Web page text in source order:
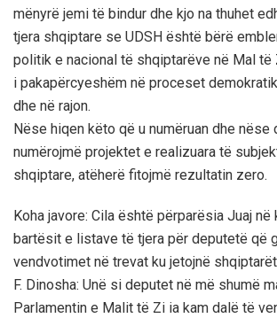
mënyrë jemi të bindur dhe kjo na thuhet
tjera shqiptare se UDSH është bërë
politik e nacional të shqiptarëve në Mal të
i pakapërcyeshëm në proceset
dhe në rajon.
Nëse hiqen këto që u numëruan dhe nëse
numërojmë projektet e realizuara të
shqiptare, atëherë fitojmë rezultatin zero.
Koha javore: Cila është përparësia Juaj në
bartësit e listave të tjera për deputetë që
vendvotimet në trevat ku jetojnë
F. Dinosha: Unë si deputet në më shumë
Parlamentin e Malit të Zi ia kam dalë të